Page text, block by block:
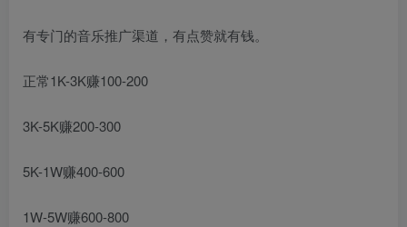
有专门的音乐推广渠道，有点赞就有钱。
正常1K-3K赚100-200
3K-5K赚200-300
5K-1W赚400-600
1W-5W赚600-800